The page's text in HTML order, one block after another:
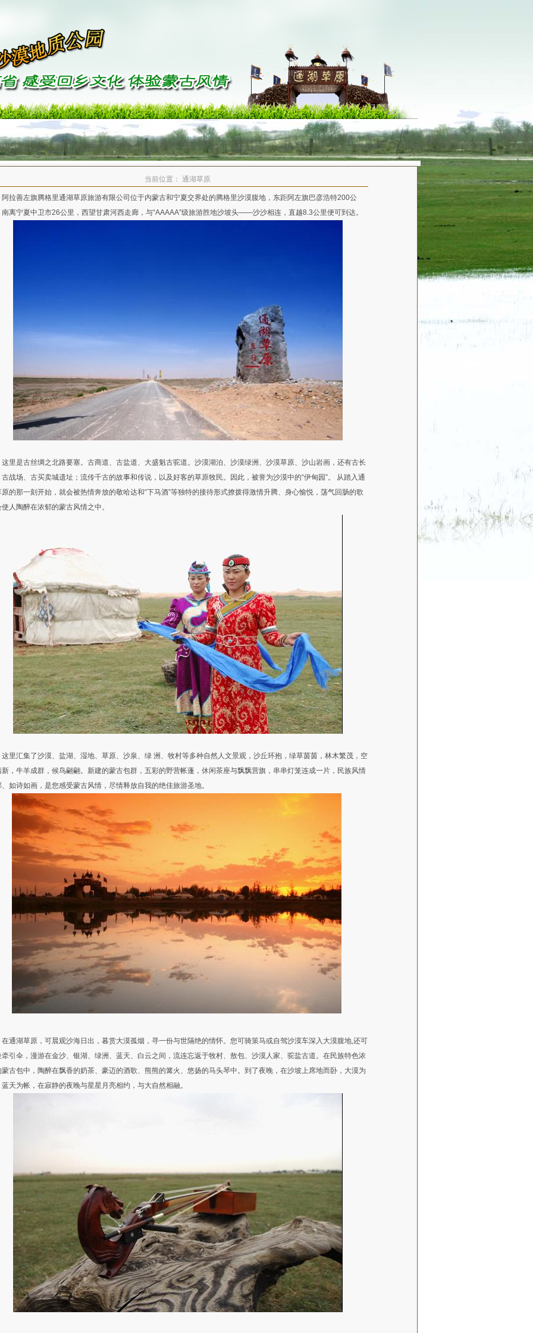
当前位置： 通湖草原
善左旗腾格里通湖草原旅游有限公司位于内蒙古和宁夏交界处的腾格里沙漠腹地，东距阿左旗巴彦浩特200公
离宁夏中卫市26公里， 西望甘肃河西走廊，与“AAAAA”级旅游胜地沙坡头——沙沙相连，直越8.3公里便可到达。
是古丝绸之北路要塞。古商道、古盐道、大盛魁古驼道。沙漠湖泊、沙漠绿洲、沙漠草原、沙山岩画，还有古长
战场、古买卖城遗址；流传千古的故事和传说，以及好客的草原牧民。因此，被誉为沙漠中的“伊甸园”。 从踏入通
的那一刻开始，就会被热情奔放的敬哈达和“下马酒”等独特的接待形式撩拨得激情升腾、身心愉悦，荡气回肠的歌
人陶醉在浓郁的蒙古风情之中。
汇集了沙漠、盐湖、湿地、草原、沙泉、绿 洲、牧村等多种自然人文景观，沙丘环抱，绿草茵茵，林木繁茂，空
新，牛羊成群，候鸟翩翩。新建的蒙古包群，五彩的野营帐蓬，休闲茶座与飘飘营旗，串串灯笼连成一片，民族风情
如诗如画，是您感受蒙古风情，尽情释放自我的绝佳旅游圣地。
在通湖草原，可晨观沙海日出，暮赏大漠孤烟，寻一份与世隔绝的情怀。您可骑策马或自驾沙漠车深入大漠腹地,还可
牵引伞，漫游在金沙、银湖、绿洲、蓝天、白云之间，流连忘返于牧村、敖包、沙漠人家、驼盐古道。在民族特色浓
蒙古包中，陶醉在飘香的奶茶、豪迈的酒歌、熊熊的篝火、悠扬的马头琴中。到了夜晚，在沙坡上席地而卧，大漠为
天为帐，在寂静的夜晚与星星月亮相约，与大自然相融。